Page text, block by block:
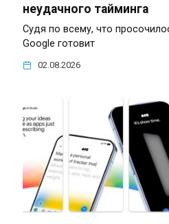
неудачного тайминга
Судя по всему, что
Google готовит
02.08.2026